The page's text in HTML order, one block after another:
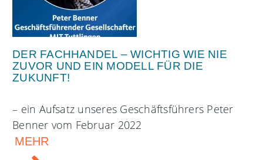
DER FACHHANDEL – WICHTIG WIE NIE
ZUVOR UND EIN MODELL FÜR DIE
ZUKUNFT!
– ein Aufsatz unseres Geschäftsführers Peter
Benner vom Februar 2022
MEHR